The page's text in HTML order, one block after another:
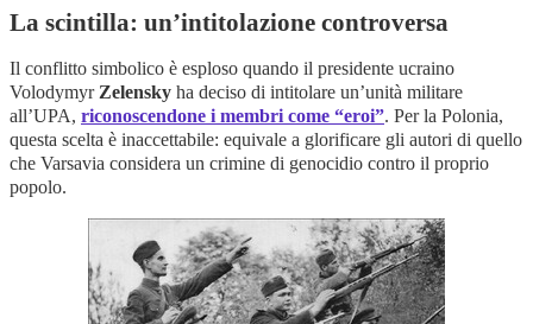
La scintilla: un’intitolazione controversa
Il conflitto simbolico è esploso quando il presidente ucraino
Volodymyr Zelensky ha deciso di intitolare un’unità militare
all’UPA, riconoscendone i membri come “eroi”. Per la Polonia,
questa scelta è inaccettabile: equivale a glorificare gli autori di quello
che Varsavia considera un crimine di genocidio contro il proprio
popolo.